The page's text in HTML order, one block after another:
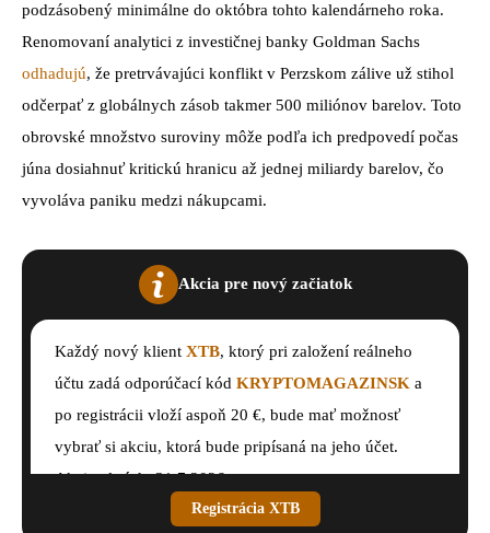
podzásobený minimálne do októbra tohto kalendárneho roka.
Renomovaní analytici z investičnej banky Goldman Sachs
odhadujú, že pretrvávajúci konflikt v Perzskom zálive už stihol
odčerpať z globálnych zásob takmer 500 miliónov barelov. Toto
obrovské množstvo suroviny môže podľa ich predpovedí počas
júna dosiahnuť kritickú hranicu až jednej miliardy barelov, čo
vyvoláva paniku medzi nákupcami.
Akcia pre nový začiatok
Každý nový klient XTB, ktorý pri založení reálneho
účtu zadá odporúčací kód KRYPTOMAGAZINSK a
po registrácii vloží aspoň 20 €, bude mať možnosť
vybrať si akciu, ktorá bude pripísaná na jeho účet.
Akcia platí do 31.7.2026.
Registrácia XTB